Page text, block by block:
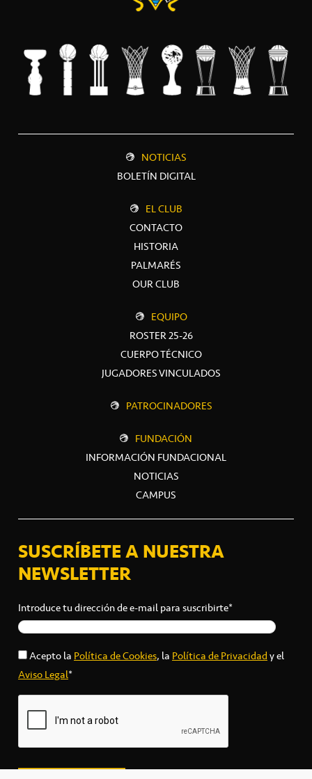
NOTICIAS
BOLETÍN DIGITAL
EL CLUB
CONTACTO
HISTORIA
PALMARÉS
OUR CLUB
EQUIPO
ROSTER 25-26
CUERPO TÉCNICO
JUGADORES VINCULADOS
PATROCINADORES
FUNDACIÓN
INFORMACIÓN FUNDACIONAL
NOTICIAS
CAMPUS
SUSCRÍBETE A NUESTRA
NEWSLETTER
Introduce tu dirección de e-mail para suscribirte*
Acepto laPolítica de Cookies, laPolítica de Privacidady el
Aviso Legal*